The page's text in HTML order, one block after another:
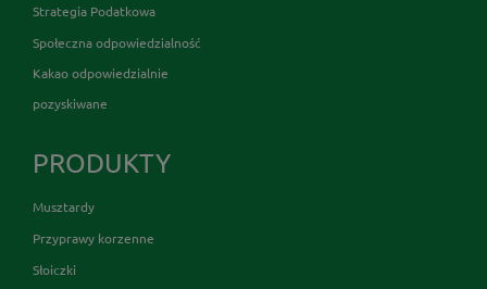
Strategia Podatkowa
Społeczna odpowiedzialność
Kakao odpowiedzialnie
pozyskiwane
PRODUKTY
Musztardy
Przyprawy korzenne
Słoiczki